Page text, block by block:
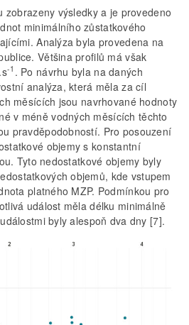
zobrazeny výsledky a je provedeno
minimálního zůstatkového
Analýza byla provedena na
Většina profilů má však
.s-1 . Po návrhu byla na daných
analýza, která měla za cíl
měsících jsou navrhované hodnoty
v méně vodných měsících těchto
pravděpodobností. Pro posouzení
objemy s konstantní
Tyto nedostatkové objemy byly
objemů, kde vstupem
platného MZP. Podmínkou pro
událost měla délku minimálně
byly alespoň dva dny [7].